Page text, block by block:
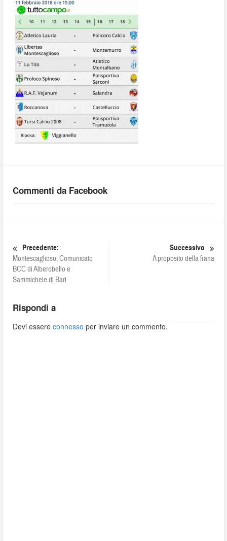
Commenti da Facebook
Precedente:
Montescaglioso, Comunicato
BCC di Alberobello e
Sammichele di Bari
Successivo
A proposito della frana
Rispondi a
Devi essereconnesso per inviare un commento.